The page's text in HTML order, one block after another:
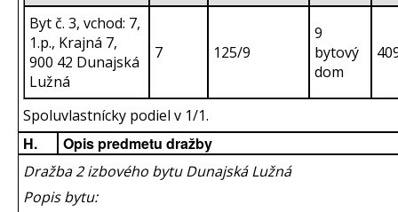
Byt č. 3, vchod: 7,
1.p., Krajná 7,
900 42 Dunajská
Lužná
7 125/9
9
bytový
dom
Spoluvlastnícky podiel v 1/1.
H. Opis predmetu dražby
Dražba 2 izbového bytu Dunajská Lužná
Popis bytu: